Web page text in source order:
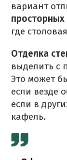
вариант
где
Отделка
выделить
Это может
если везде
если в
кафель.